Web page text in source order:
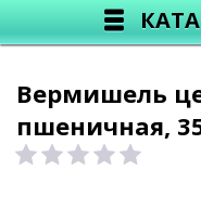
Вермишель
пшеничная,